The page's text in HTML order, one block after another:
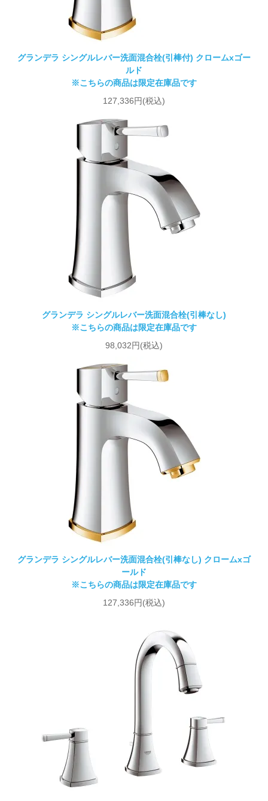
グランデラ シングルレバー洗面混合栓(引棒付) クロームxゴー
ルド
※こちらの商品は限定在庫品です
127,336円(税込)
グランデラ シングルレバー洗面混合栓(引棒なし)
※こちらの商品は限定在庫品です
98,032円(税込)
グランデラ シングルレバー洗面混合栓(引棒なし) クロームxゴ
ールド
※こちらの商品は限定在庫品です
127,336円(税込)